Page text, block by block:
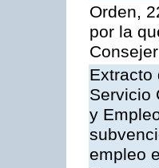
Orden,
por la
Extracto
Servicio
y
empleo